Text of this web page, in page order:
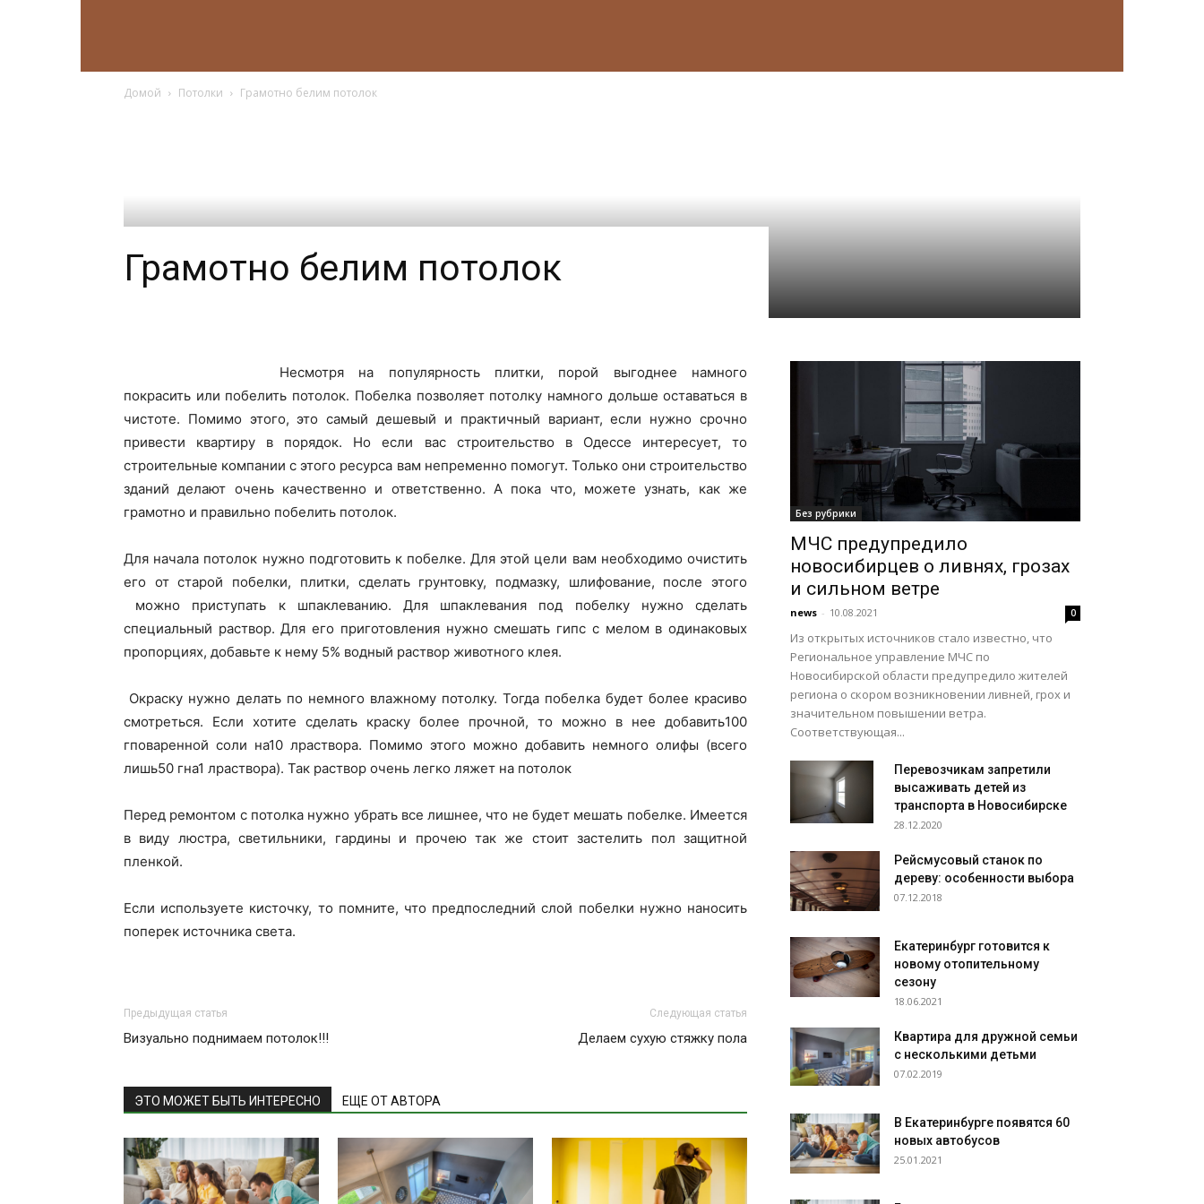
Домой Потолки Грамотно белим потолок
Грамотно белим потолок
Несмотря на популярность плитки, порой выгоднее намного
покрасить или побелить потолок. Побелка позволяет потолку намного дольше оставаться в
чистоте. Помимо этого, это самый дешевый и практичный вариант, если нужно срочно
привести квартиру в порядок. Но если вас строительство в Одессе интересует, то
строительные компании с этого ресурса вам непременно помогут. Только они строительство
зданий делают очень качественно и ответственно. А пока что, можете узнать, как же
грамотно и правильно побелить потолок.
Для начала потолок нужно подготовить к побелке. Для этой цели вам необходимо очистить
его от старой побелки, плитки, сделать грунтовку, подмазку, шлифование, после этого
можно приступать к шпаклеванию. Для шпаклевания под побелку нужно сделать
специальный раствор. Для его приготовления нужно смешать гипс с мелом в одинаковых
пропорциях, добавьте к нему 5% водный раствор животного клея.
Окраску нужно делать по немного влажному потолку. Тогда побелка будет более красиво
смотреться. Если хотите сделать краску более прочной, то можно в нее добавить100
гповаренной соли на10 лраствора. Помимо этого можно добавить немного олифы (всего
лишь50 гна1 лраствора). Так раствор очень легко ляжет на потолок
Перед ремонтом с потолка нужно убрать все лишнее, что не будет мешать побелке. Имеется
в виду люстра, светильники, гардины и прочею так же стоит застелить пол защитной
пленкой.
Если используете кисточку, то помните, что предпоследний слой побелки нужно наносить
поперек источника света.
Предыдущая статья
Визуально поднимаем потолок!!!
Следующая статья
Делаем сухую стяжку пола
ЭТО МОЖЕТ БЫТЬ ИНТЕРЕСНО ЕЩЕ ОТ АВТОРА
Без рубрики
МЧС предупредило
новосибирцев о ливнях, грозах
и сильном ветре
news - 10.08.2021 0
Из открытых источников стало известно, что
Региональное управление МЧС по
Новосибирской области предупредило жителей
региона о скором возникновении ливней, грох и
значительном повышении ветра.
Соответствующая...
Перевозчикам запретили
высаживать детей из
транспорта в Новосибирске
28.12.2020
Рейсмусовый станок по
дереву: особенности выбора
07.12.2018
Екатеринбург готовится к
новому отопительному
сезону
18.06.2021
Квартира для дружной семьи
с несколькими детьми
07.02.2019
В Екатеринбурге появятся 60
новых автобусов
25.01.2021